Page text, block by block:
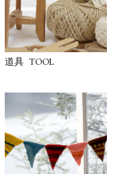
道具 TOOL